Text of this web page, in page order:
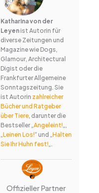
Katharina von der
Leyenist Autorin für
diverse Zeitungen und
Magazine wie Dogs,
Glamour, Architectural
Digist oder die
Frankfurter Allgemeine
Sonntagszeitung. Sie
ist Autorin zahlreicher
Bücher und Ratgeber
über Tiere, darunter die
Bestseller „Angeleint!„,
„Leinen Los!“ und „Halten
Sie Ihr Huhn fest!„.
Offizieller Partner